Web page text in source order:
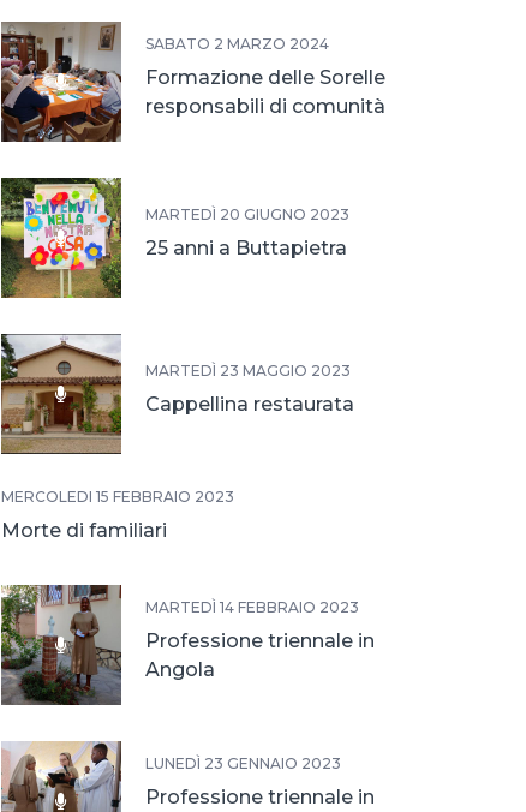
SABATO 2 MARZO 2024
Formazione delle Sorelle
responsabili di comunità
MARTEDÌ 20 GIUGNO 2023
25 anni a Buttapietra
MARTEDÌ 23 MAGGIO 2023
Cappellina restaurata
MERCOLEDÌ 15 FEBBRAIO 2023
Morte di familiari
MARTEDÌ 14 FEBBRAIO 2023
Professione triennale in
Angola
LUNEDÌ 23 GENNAIO 2023
Professione triennale in